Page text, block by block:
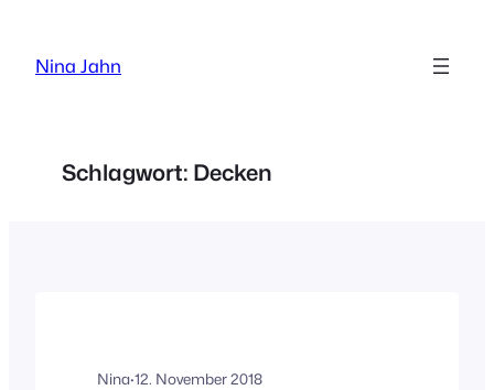
springen
Nina Jahn
Schlagwort: Decken
Nina·12. November 2018